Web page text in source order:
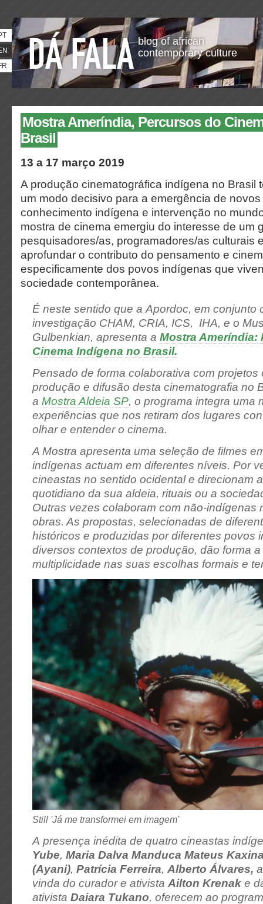
blog of african
contemporary culture
Mostra Ameríndia, Percursos do
Brasil
13 a 17 março 2019
A produção cinematográfica indígena no Brasil
um modo decisivo para a emergência de
conhecimento indígena e intervenção no
mostra de cinema emergiu do interesse de um
pesquisadores/as, programadores/as culturais
aprofundar o contributo do pensamento e
especificamente dos povos indígenas que
sociedade contemporânea.
É neste sentido que a Apordoc, em conjunto
investigação CHAM, CRIA, ICS, IHA, e o
Gulbenkian, apresenta a Mostra Ameríndia:
Cinema Indígena no Brasil.
Pensado de forma colaborativa com projetos
produção e difusão desta cinematografia no
a Mostra Aldeia SP, o programa integra uma
experiências que nos retiram dos lugares
olhar e entender o cinema.
A Mostra apresenta uma seleção de filmes
indígenas actuam em diferentes níveis. Por
cineastas no sentido ocidental e direcionam
quotidiano da sua aldeia, rituais ou a
Outras vezes colaboram com não-indígenas
obras. As propostas, selecionadas de
históricos e produzidas por diferentes povos
diversos contextos de produção, dão forma a
multiplicidade nas suas escolhas formais e
Still 'Já me transformei em imagem'
A presença inédita de quatro cineastas
Yube, Maria Dalva Manduca Mateus
(Ayani), Patrícia Ferreira, Alberto Álvares,
vinda do curador e ativista Ailton Krenake
ativista Daiara Tukano, oferecem ao